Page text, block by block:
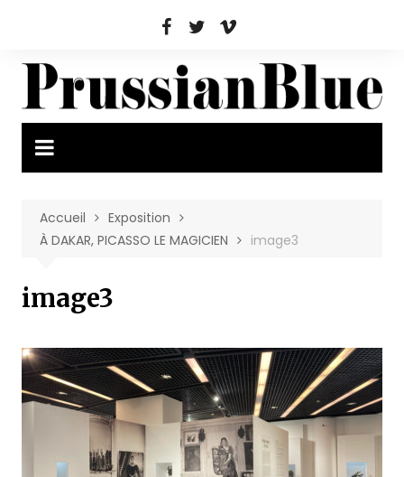
Accueil
Exposition
À DAKAR, PICASSO LE MAGICIEN
image3
image3